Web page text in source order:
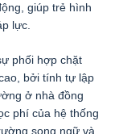
giúp trẻ hình
lực.
phối hợp chặt
bởi tính tự lập
ở nhà đồng
phí của hệ thống
song ngữ và